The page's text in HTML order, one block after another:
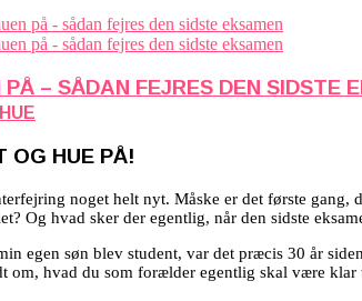
– SÅDAN FEJRES DEN SIDSTE
OG HUE PÅ!
noget helt nyt. Måske er det første
Og hvad sker der egentlig, når den sidste
egen søn blev student, var det præcis 30 år
om, hvad du som forælder egentlig skal være klar